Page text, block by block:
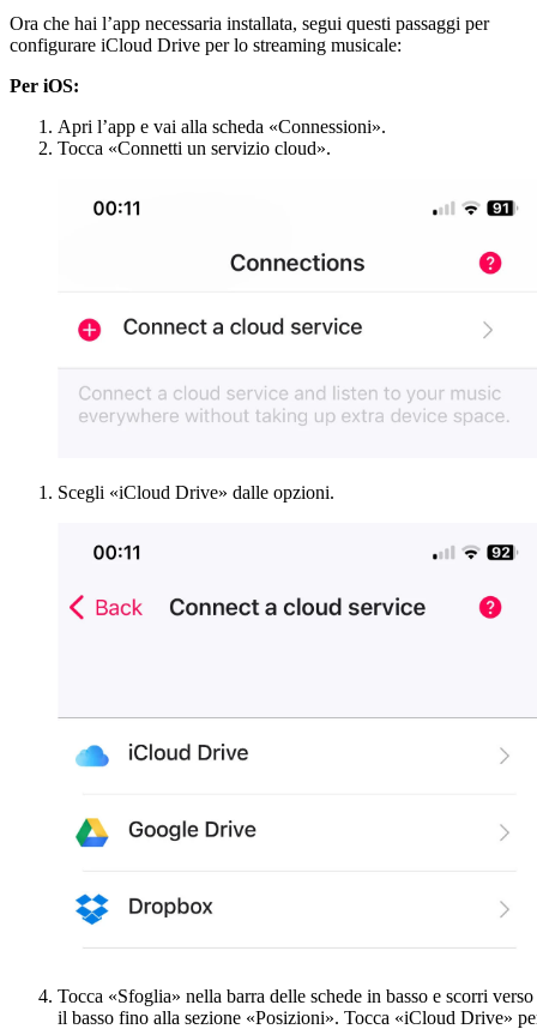
Ora che hai l’app necessaria installata, segui questi passaggi per
configurare iCloud Drive per lo streaming musicale:
Per iOS:
Apri l’app e vai alla scheda «Connessioni».
Tocca «Connetti un servizio cloud».
Scegli «iCloud Drive» dalle opzioni.
Tocca «Sfoglia» nella barra delle schede in basso e scorri verso
il basso fino alla sezione «Posizioni». Tocca «iCloud Drive»